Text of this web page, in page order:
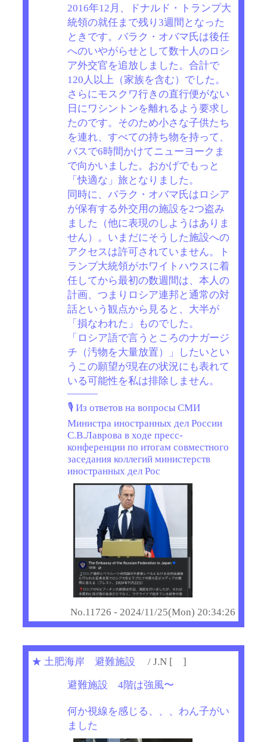
2016年12月、ドナルド・トランプ大
統領の就任まで残り3週間となった
ときです。バラク・オバマ氏は後任
へのいやがらせとして数十人のロシ
ア外交官を追放しました。合計で
120人以上（家族を含む）でした。
さらにモスクワ行きの直行便がない
日にワシントンを離れるよう要求し
たのです。そのため小さな子供たち
を連れ、すべての持ち物を持って、
バスで6時間かけてニューヨークま
で向かいました。おかげでもっと
「快適な」旅となりました。
同時に、バラク・オバマ氏はロシア
が保有する外交用の施設を2つ盗み
ました（他に表現のしようはありま
せん）。いまだにそうした施設への
アクセスは許可されていません。ト
ランプ大統領がホワイトハウスに着
任してから最初の数週間は、本人の
計画、つまりロシア連邦と通常の対
話という観点から見ると、大半が
「損なわれた」ものでした。
「ロシア語で言うところのナガージ
チ（汚物を大量放置）」したいとい
うこの願望が現在の状況にも表れて
いる可能性を私は排除しません。
———
🎙 Из ответов на вопросы СМИ
Министра иностранных дел России
С.В.Лаврова в ходе пресс-
конференции по итогам совместного
заседания коллегий министерств
иностранных дел Рос
No.11726 - 2024/11/25(Mon) 20:34:26
★ 土肥海岸 避難施設 / J.N [ ]
避難施設 4階は強風〜
何か視線を感じる、、、わん子がい
ました